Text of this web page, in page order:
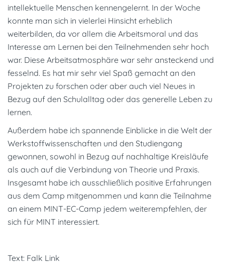
intellektuelle Menschen kennengelernt. In der Woche
konnte man sich in vielerlei Hinsicht erheblich
weiterbilden, da vor allem die Arbeitsmoral und das
Interesse am Lernen bei den Teilnehmenden sehr hoch
war. Diese Arbeitsatmosphäre war sehr ansteckend und
fesselnd. Es hat mir sehr viel Spaß gemacht an den
Projekten zu forschen oder aber auch viel Neues in
Bezug auf den Schulalltag oder das generelle Leben zu
lernen.
Außerdem habe ich spannende Einblicke in die Welt der
Werkstoffwissenschaften und den Studiengang
gewonnen, sowohl in Bezug auf nachhaltige Kreisläufe
als auch auf die Verbindung von Theorie und Praxis.
Insgesamt habe ich ausschließlich positive Erfahrungen
aus dem Camp mitgenommen und kann die Teilnahme
an einem MINT-EC-Camp jedem weiterempfehlen, der
sich für MINT interessiert.
Text: Falk Link